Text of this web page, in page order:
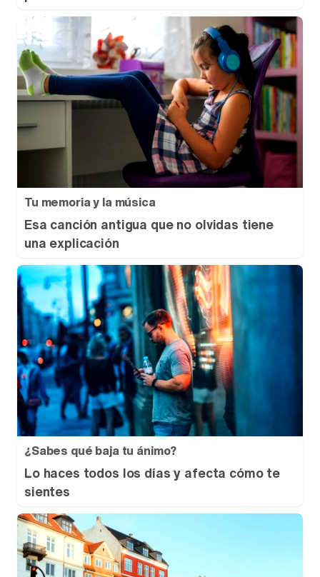
Tu memoria y la música
Esa canción antigua que no olvidas tiene
una explicación
¿Sabes qué baja tu ánimo?
Lo haces todos los días y afecta cómo te
sientes